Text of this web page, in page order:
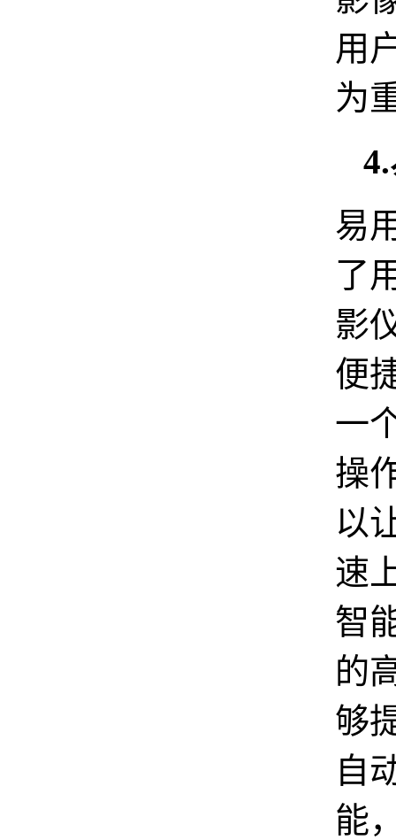
用
为
易
了
影
便
一
操
以
速
智
的
够
自
能